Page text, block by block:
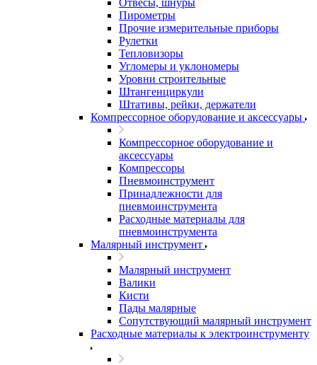
Отвесы, шнуры
Пирометры
Прочие измерительные приборы
Рулетки
Тепловизоры
Угломеры и уклономеры
Уровни строительные
Штангенциркули
Штативы, рейки, держатели
Компрессорное оборудование и аксессуары
Компрессорное оборудование и
аксессуары
Компрессоры
Пневмоинструмент
Принадлежности для
пневмоинструмента
Расходные материалы для
пневмоинструмента
Малярный инструмент
Малярный инструмент
Валики
Кисти
Пады малярные
Сопутствующий малярный инструмент
Расходные материалы к электроинструменту